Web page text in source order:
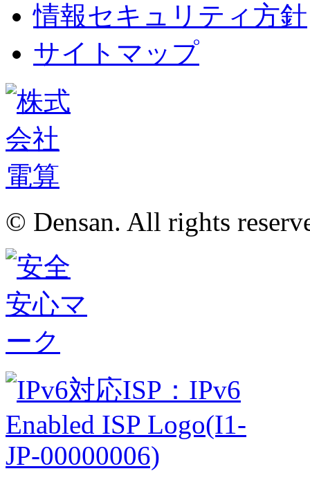
情報セキュリティ方針
サイトマップ
© Densan. All rights